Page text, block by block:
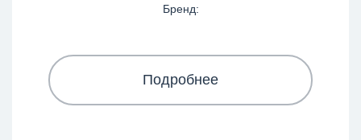
Бренд:
Подробнее